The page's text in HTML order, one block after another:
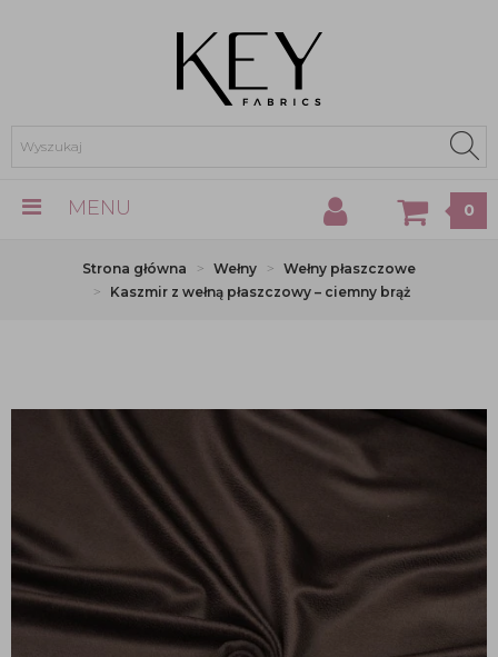
MENU 0
Strona główna Wełny
Wełny płaszczowe
Kaszmir z wełną płaszczowy – ciemny brąż